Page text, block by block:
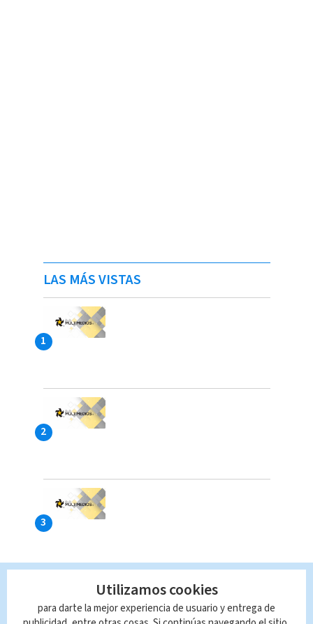
LAS MÁS VISTAS
Utilizamos cookies
para darte la mejor experiencia de usuario y entrega de